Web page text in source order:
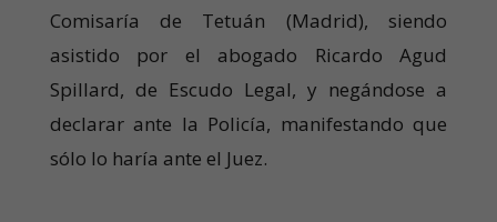
Comisaría de Tetuán (Madrid), siendo
asistido por el abogado Ricardo Agud
Spillard, de Escudo Legal, y negándose a
declarar ante la Policía, manifestando que
sólo lo haría ante el Juez.